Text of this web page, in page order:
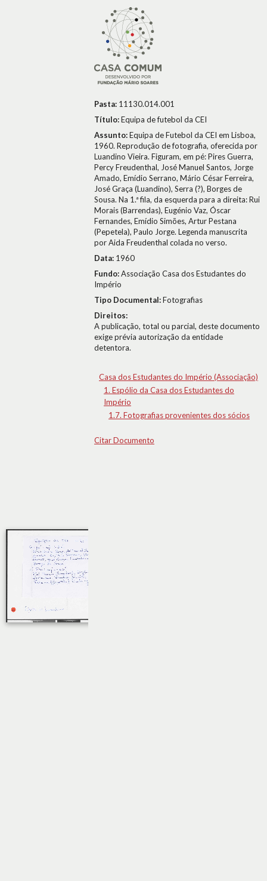
Pasta: 11130.014.001
Título:Equipa de futebol da CEI
Assunto:Equipa de Futebol da CEI em Lisboa,
1960. Reprodução de fotografia, oferecida por
Luandino Vieira. Figuram, em pé: Pires Guerra,
Percy Freudenthal, José Manuel Santos, Jorge
Amado, Emídio Serrano, Mário César Ferreira,
José Graça (Luandino), Serra (?), Borges de
Sousa. Na 1.ª fila, da esquerda para a direita: Rui
Morais (Barrendas), Eugénio Vaz, Óscar
Fernandes, Emídio Simões, Artur Pestana
(Pepetela), Paulo Jorge. Legenda manuscrita
por Aida Freudenthal colada no verso.
Data: 1960
Fundo:Associação Casa dos Estudantes do
Império
Tipo Documental:Fotografias
Direitos:
A publicação, total ou parcial, deste documento
exige prévia autorização da entidade
detentora.
Casa dos Estudantes do Império (Associação)
1. Espólio da Casa dos Estudantes do
Império
1.7. Fotografias provenientes dos sócios
Citar Documento